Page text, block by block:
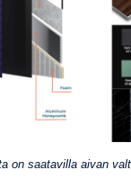
on saatavilla aivan